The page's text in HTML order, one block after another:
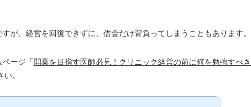
すが、経営を回復できずに、借金だけ背負ってしまうこともあります。
ージ「 開業を目指す医師必見！クリニック経営の前に何を勉強すべき
。